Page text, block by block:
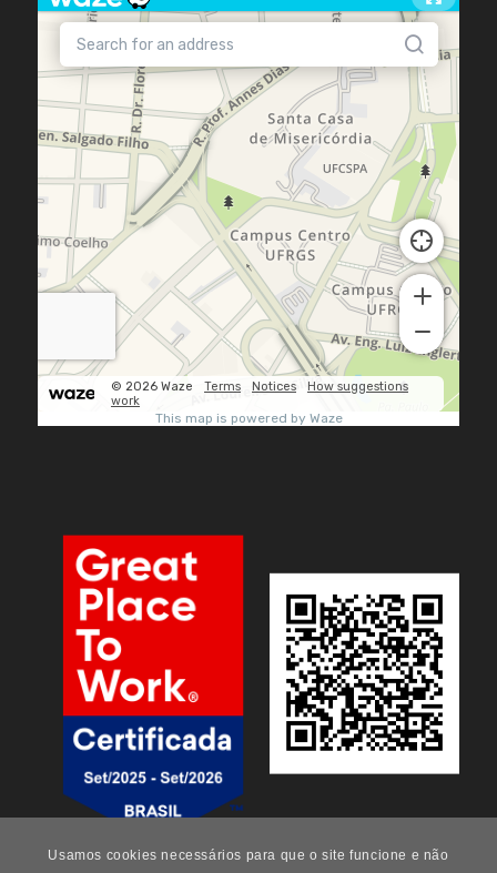
Usamos cookies necessários para que o site funcione e não